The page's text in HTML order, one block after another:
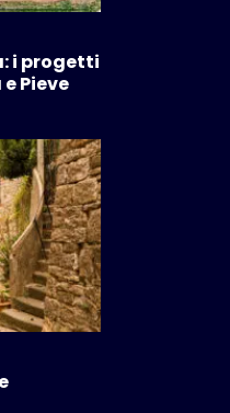
i progetti
Pieve